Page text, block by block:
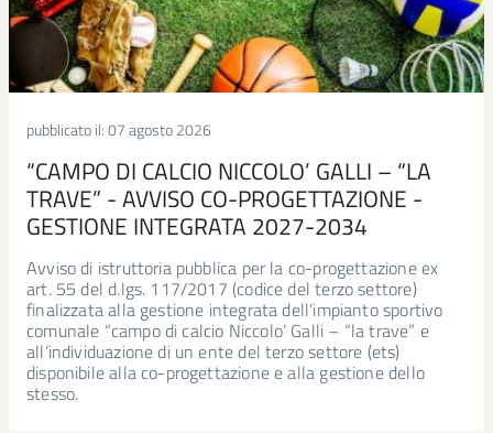
pubblicato il:07 agosto 2026
“CAMPO DI CALCIO NICCOLO’ GALLI – “LA
TRAVE” - AVVISO CO-PROGETTAZIONE -
GESTIONE INTEGRATA 2027-2034
Avviso di istruttoria pubblica per la co-progettazione ex
art. 55 del d.lgs. 117/2017 (codice del terzo settore)
finalizzata alla gestione integrata dell’impianto sportivo
comunale “campo di calcio Niccolo’ Galli – “la trave” e
all’individuazione di un ente del terzo settore (ets)
disponibile alla co-progettazione e alla gestione dello
stesso.